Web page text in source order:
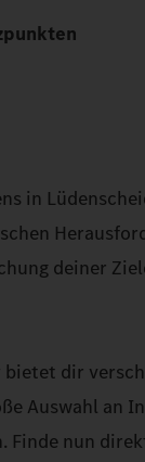
in
deiner
bietet dir
Auswahl an
Finde nun